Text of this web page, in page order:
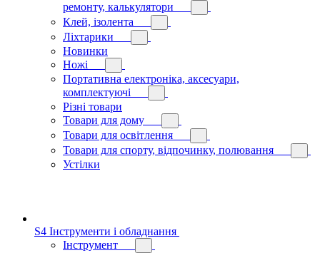
ремонту, калькулятори
Клей, ізолента
Ліхтарики
Новинки
Ножі
Портативна електроніка, аксесуари,
комплектуючі
Різні товари
Товари для дому
Товари для освітлення
Товари для спорту, відпочинку, полювання
Устілки
S4 Інструменти і обладнання
Інструмент